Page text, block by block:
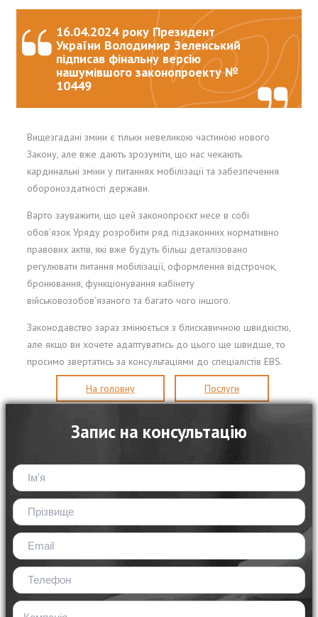
16.04.2024 року Президент
України Володимир Зеленський
підписав фінальну версію
нашумівшого законопроекту №
10449
Вищезгадані зміни є тільки невеликою частиною нового
Закону, але вже дають зрозуміти, що нас чекають
кардинальні зміни у питаннях мобілізації та забезпечення
обороноздатності держави.
Варто зауважити, що цей законопроєкт несе в собі
обов’язок Уряду розробити ряд підзаконних нормативно
правових актів, які вже будуть більш деталізовано
регулювати питання мобілізації, оформлення відстрочок,
бронювання, функціонування кабінету
військовозобов’язаного та багато чого іншого.
Законодавство зараз змінюється з блискавичною швидкістю,
але якщо ви хочете адаптуватись до цього ще швидше, то
просимо звертатись за консультаціями до спеціалістів EBS.
На головну Послуги
Запис на консультацію